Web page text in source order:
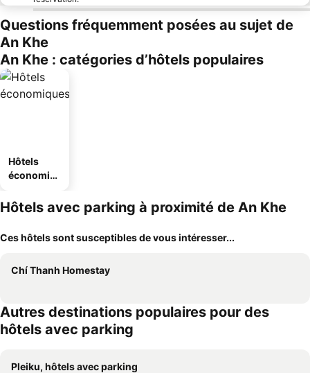
Questions fréquemment posées au sujet de
An Khe
An Khe : catégories d’hôtels populaires
Hôtels
économiq
Hôtels avec parking à proximité de An Khe
Ces hôtels sont susceptibles de vous intéresser...
Chí Thanh Homestay
Autres destinations populaires pour des
hôtels avec parking
Pleiku, hôtels avec parking